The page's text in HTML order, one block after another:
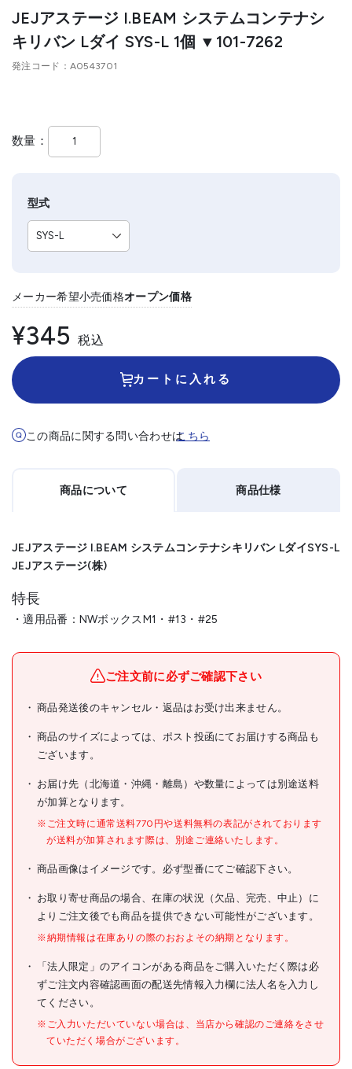
JEJアステージ I.BEAM システムコンテナシ
キリバン Lダイ SYS-L 1個 ▼101-7262
発注コード A0543701
数量
型式
メーカー希望小売価格オープン価格
¥345 税込
カートに入れる
この商品に関する問い合わせはこちら
商品について
JEJアステージ I.BEAM システムコンテナシキリバン LダイSYS-L
JEJアステージ(株)
特長
・適用品番：NWボックスM1・#13・#25
商品仕様
ブランド名 JEJアステージ
商品名
JEJアステージ I.BEAM シス
テムコンテナシキリバン Lダ
型式
メーカー希望小売価格 オープン
JANコード 4945296004249
仕様
●色:クリア
●外形寸法(mm)奥行:22
●品名:仕切板大
●I.BEAMシステムコンテナシ
キリバンLダイ(1枚組)
材質/仕上 ●ポリプロピレン
セット内容/付属品
ご注文前に必ずご確認下さい
商品発送後のキャンセル・返品はお受け出来ません。
商品のサイズによっては、ポスト投函にてお届けする商品も
ございます。
お届け先（北海道・沖縄・離島）や数量によっては別途送料
が加算となります。
※ご注文時に通常送料770円や送料無料の表記がされております
が送料が加算されます際は、別途ご連絡いたします。
商品画像はイメージです。必ず型番にてご確認下さい。
お取り寄せ商品の場合、在庫の状況（欠品、完売、中止）に
よりご注文後でも商品を提供できない可能性がございます。
※納期情報は在庫ありの際のおおよその納期となります。
「法人限定」のアイコンがある商品をご購入いただく際は必
ずご注文内容確認画面の配送先情報入力欄に法人名を入力し
てください。
※ご入力いただいていない場合は、当店から確認のご連絡をさせ
ていただく場合がございます。